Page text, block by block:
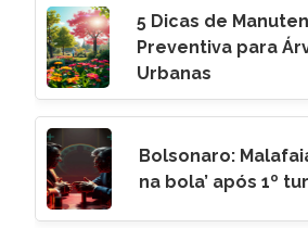
5 Dicas de
Preventiva para
Urbanas
Bolsonaro:
na bola’ após 1º